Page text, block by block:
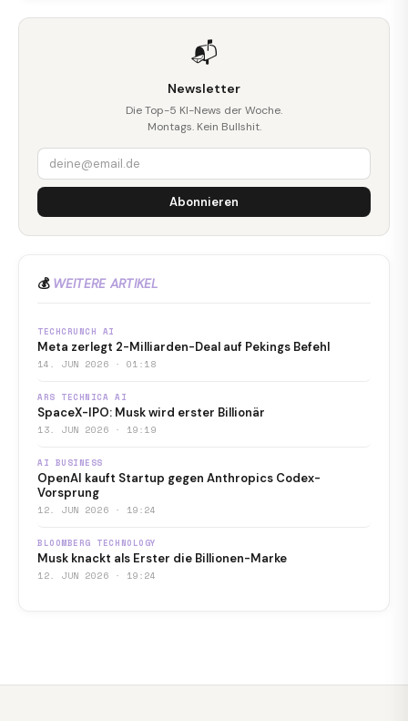
📬
Newsletter
Die Top-5 KI-News der Woche.
Montags. Kein Bullshit.
Abonnieren
💰 WEITERE ARTIKEL
TECHCRUNCH AI
Meta zerlegt 2-Milliarden-Deal auf Pekings Befehl
14. JUN 2026 · 01:18
ARS TECHNICA AI
SpaceX-IPO: Musk wird erster Billionär
13. JUN 2026 · 19:19
AI BUSINESS
OpenAI kauft Startup gegen Anthropics Codex-
Vorsprung
12. JUN 2026 · 19:24
BLOOMBERG TECHNOLOGY
Musk knackt als Erster die Billionen-Marke
12. JUN 2026 · 19:24